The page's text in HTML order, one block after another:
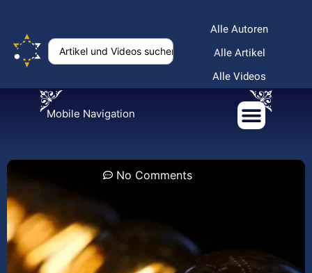
Alle Autoren
Alle Artikel
Alle Videos
Mobile Navigation
No Comments